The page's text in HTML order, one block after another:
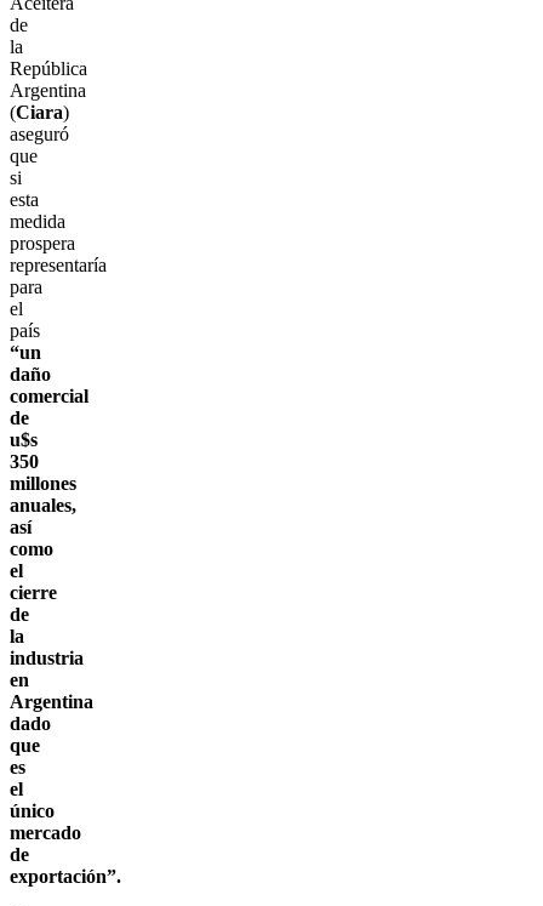
de
la
República
Argentina
(Ciara)
aseguró
que
si
esta
medida
prospera
representaría
para
el
país
“un
daño
comercial
de
u$s
350
millones
anuales,
así
como
el
cierre
de
la
industria
en
Argentina
dado
que
es
el
único
mercado
de
exportación”.